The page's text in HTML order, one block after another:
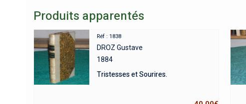
Produits apparentés
Réf : 1838
DROZ Gustave
1884
Tristesses et Sourires.